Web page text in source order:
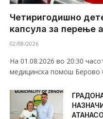
Четиригодишно
капсула за перење
02/08/2026
На 01.08.2026 во 20:30
медицинска помош Берово